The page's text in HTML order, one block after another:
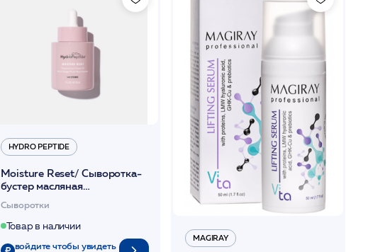
HYDRO PEPTIDE
Moisture Reset/ Сыворотка-
бустер масляная
восстанавлив.увлажняющ.,
обогащ.фитонутриентам 30
мл /HP*
Сыворотки
Товар в наличии
войдите чтобы увидеть
MAGIRAY